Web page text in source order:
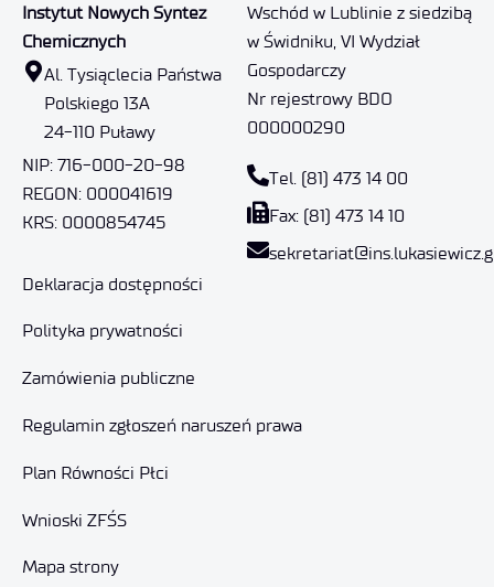
Instytut Nowych Syntez
Chemicznych
Al. Tysiąclecia Państwa
Polskiego 13A
24-110 Puławy
NIP: 716-000-20-98
REGON: 000041619
KRS: 0000854745
Wschód w Lublinie z siedzibą
w Świdniku, VI Wydział
Gospodarczy
Nr rejestrowy BDO
000000290
Tel. (81) 473 14 00
Fax: (81) 473 14 10
Deklaracja dostępności
Polityka prywatności
Zamówienia publiczne
Regulamin zgłoszeń naruszeń prawa
Plan Równości Płci
Wnioski ZFŚS
Mapa strony